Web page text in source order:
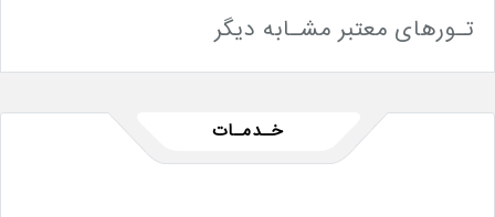
تـورهای معتبر مشـابه دیگر
خـدمـات